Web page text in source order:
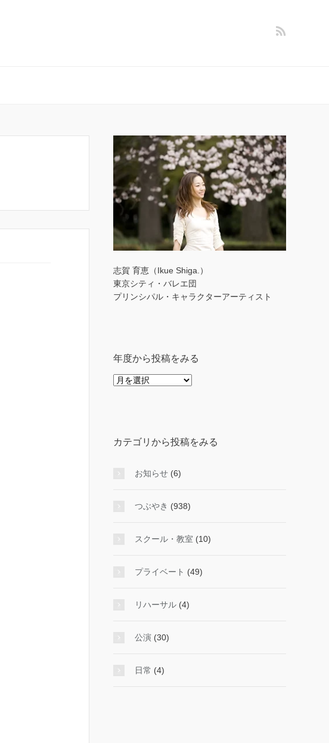
志賀 育恵（Ikue Shiga.）
東京シティ・バレエ団
プリンシパル・キャラクターアーティスト
年度から投稿をみる
年
稿
み
カテゴリから投稿をみる
お知らせ (6)
つぶやき (938)
スクール・教室 (10)
プライベート (49)
リハーサル (4)
公演 (30)
日常 (4)